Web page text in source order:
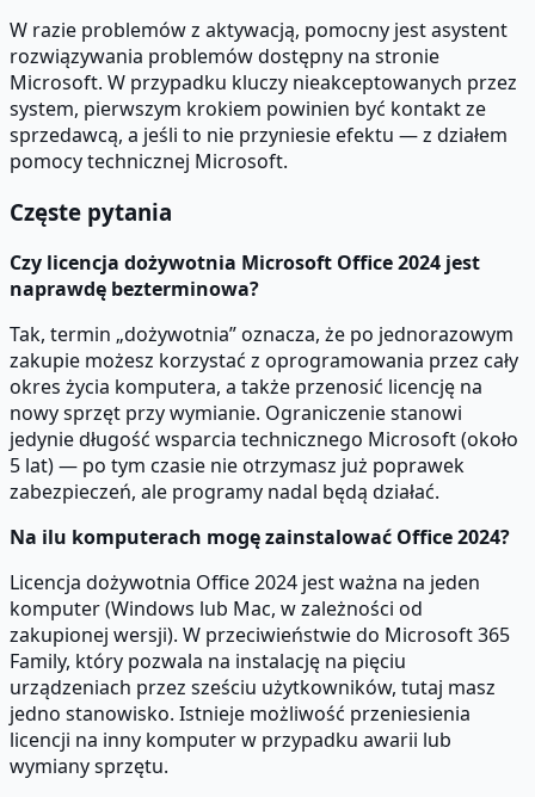
W razie problemów z aktywacją, pomocny jest asystent
rozwiązywania problemów dostępny na stronie
Microsoft. W przypadku kluczy nieakceptowanych przez
system, pierwszym krokiem powinien być kontakt ze
sprzedawcą, a jeśli to nie przyniesie efektu — z działem
pomocy technicznej Microsoft.
Częste pytania
Czy licencja dożywotnia Microsoft Office 2024 jest
naprawdę bezterminowa?
Tak, termin „dożywotnia” oznacza, że po jednorazowym
zakupie możesz korzystać z oprogramowania przez cały
okres życia komputera, a także przenosić licencję na
nowy sprzęt przy wymianie. Ograniczenie stanowi
jedynie długość wsparcia technicznego Microsoft (około
5 lat) — po tym czasie nie otrzymasz już poprawek
zabezpieczeń, ale programy nadal będą działać.
Na ilu komputerach mogę zainstalować Office 2024?
Licencja dożywotnia Office 2024 jest ważna na jeden
komputer (Windows lub Mac, w zależności od
zakupionej wersji). W przeciwieństwie do Microsoft 365
Family, który pozwala na instalację na pięciu
urządzeniach przez sześciu użytkowników, tutaj masz
jedno stanowisko. Istnieje możliwość przeniesienia
licencji na inny komputer w przypadku awarii lub
wymiany sprzętu.